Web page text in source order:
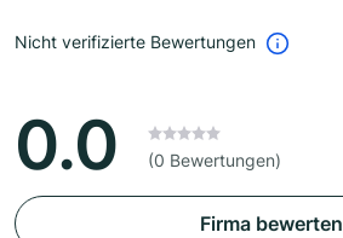
Nicht verifizierte Bewertungen
0.0 (0 Bewertungen)
Firma bewerten